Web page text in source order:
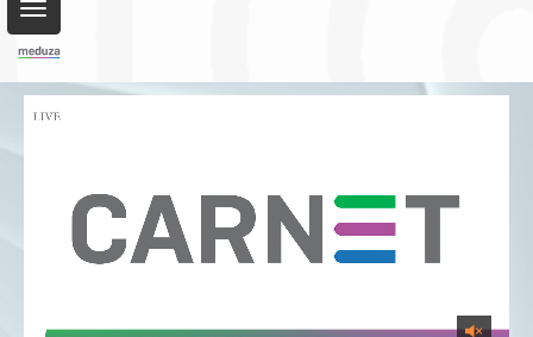
Toggle
navigation